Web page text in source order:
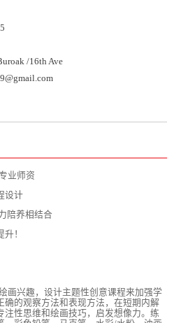
/16th Ave
业师资
设计
陪养相结合
！
画兴趣，设计主题性创意课程来加强学
确的观察方法和表现方法，在短期内解
注性思维和绘画技巧，启发想像力。练